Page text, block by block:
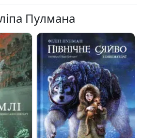
Пулмана